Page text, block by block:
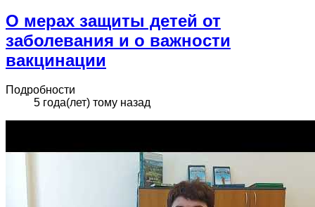
О мерах защиты детей от
заболевания и о важности
вакцинации
Подробности
5 года(лет) тому назад